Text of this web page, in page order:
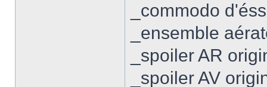
_commodo
_ensemble
_spoiler AR
_spoiler AV